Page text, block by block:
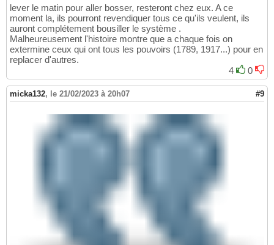
lever le matin pour aller bosser, resteront chez eux. A ce
moment la, ils pourront revendiquer tous ce qu'ils veulent, ils
auront complétement bousiller le système .
Malheureusement l'histoire montre que a chaque fois on
extermine ceux qui ont tous les pouvoirs (1789, 1917...) pour en
replacer d'autres.
4
0
micka132, le 21/02/2023 à 20h07 #9